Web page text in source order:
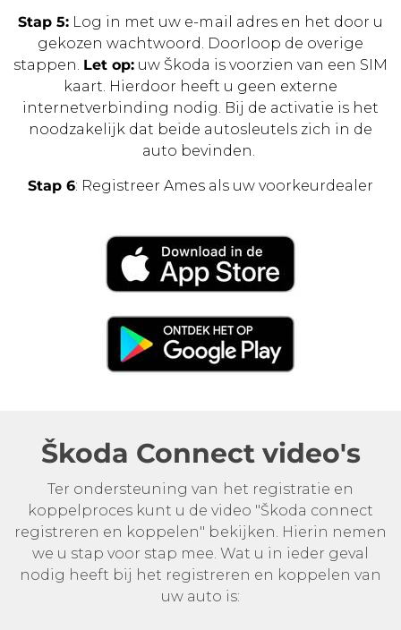
Stap 5: Log in met uw e-mail adres en het door u
gekozen wachtwoord. Doorloop de overige
stappen. Let op:uw Škoda is voorzien van een SIM
kaart. Hierdoor heeft u geen externe
internetverbinding nodig. Bij de activatie is het
noodzakelijk dat beide autosleutels zich in de
auto bevinden.
Stap 6: Registreer Ames als uw voorkeurdealer
Škoda Connect video's
Ter ondersteuning van het registratie en
koppelproces kunt u de video "Škoda connect
registreren en koppelen" bekijken. Hierin nemen
we u stap voor stap mee. Wat u in ieder geval
nodig heeft bij het registreren en koppelen van
uw auto is: